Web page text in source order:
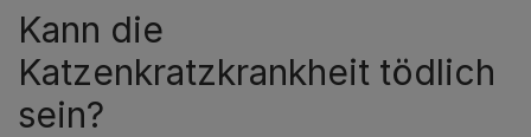
Kann die
Katzenkratzkrankheit tödlich
sein?